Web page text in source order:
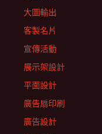
大圖輸出
客製名片
宣傳活動
展示架設計
平面設計
廣告扇印刷
廣告設計